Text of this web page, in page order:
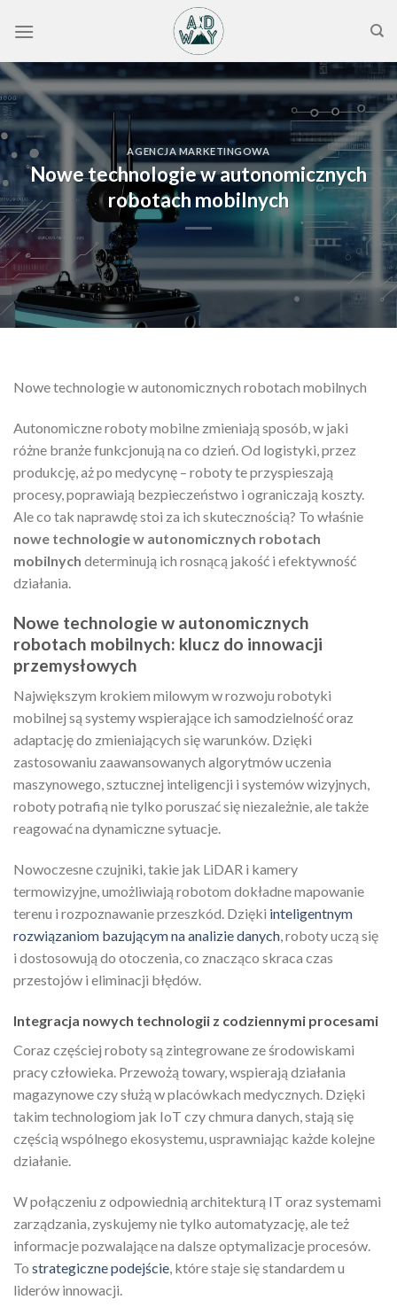
AGENCJA MARKETINGOWA
Nowe technologie w autonomicznych
robotach mobilnych
Nowe technologie w autonomicznych robotach mobilnych
Autonomiczne roboty mobilne zmieniają sposób, w jaki
różne branże funkcjonują na co dzień. Od logistyki, przez
produkcję, aż po medycynę – roboty te przyspieszają
procesy, poprawiają bezpieczeństwo i ograniczają koszty.
Ale co tak naprawdę stoi za ich skutecznością? To właśnie
nowe technologie w autonomicznych robotach
mobilnych determinują ich rosnącą jakość i efektywność
działania.
Nowe technologie w autonomicznych
robotach mobilnych: klucz do innowacji
przemysłowych
Największym krokiem milowym w rozwoju robotyki
mobilnej są systemy wspierające ich samodzielność oraz
adaptację do zmieniających się warunków. Dzięki
zastosowaniu zaawansowanych algorytmów uczenia
maszynowego, sztucznej inteligencji i systemów wizyjnych,
roboty potrafią nie tylko poruszać się niezależnie, ale także
reagować na dynamiczne sytuacje.
Nowoczesne czujniki, takie jak LiDAR i kamery
termowizyjne, umożliwiają robotom dokładne mapowanie
terenu i rozpoznawanie przeszkód. Dzięki inteligentnym
rozwiązaniom bazującym na analizie danych, roboty uczą się
i dostosowują do otoczenia, co znacząco skraca czas
przestojów i eliminacji błędów.
Integracja nowych technologii z codziennymi procesami
Coraz częściej roboty są zintegrowane ze środowiskami
pracy człowieka. Przewożą towary, wspierają działania
magazynowe czy służą w placówkach medycznych. Dzięki
takim technologiom jak IoT czy chmura danych, stają się
częścią wspólnego ekosystemu, usprawniając każde kolejne
działanie.
W połączeniu z odpowiednią architekturą IT oraz systemami
zarządzania, zyskujemy nie tylko automatyzację, ale też
informacje pozwalające na dalsze optymalizacje procesów.
To strategiczne podejście , które staje się standardem u
liderów innowacji.